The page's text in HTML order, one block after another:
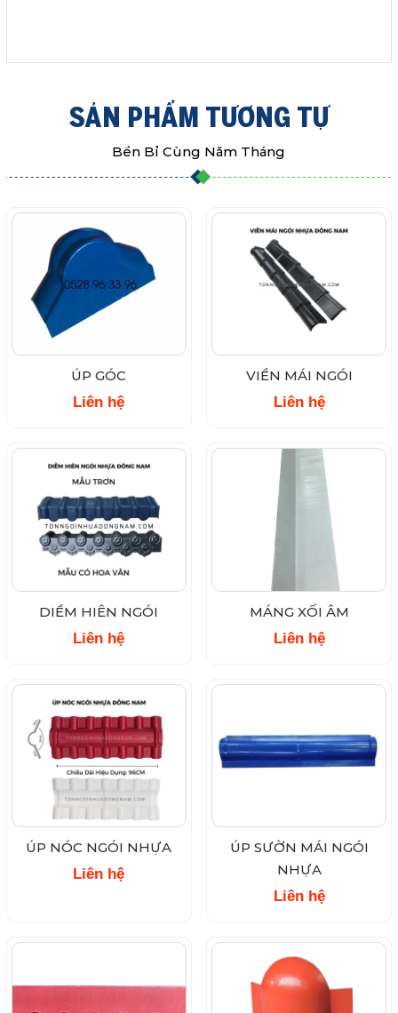
SẢN PHẨM TƯƠNG TỰ
Bền Bỉ Cùng Năm Tháng
ÚP GÓC
Liên hệ
VIỀN MÁI NGÓI
Liên hệ
DIỀM HIÊN NGÓI
Liên hệ
MÁNG XỐI ÂM
Liên hệ
ÚP NÓC NGÓI NHỰA
Liên hệ
ÚP SƯỜN MÁI NGÓI
NHỰA
Liên hệ